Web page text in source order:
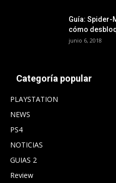
Guía: Spider-
cómo
junio 6, 2018
Categoría popular
PLAYSTATION
NEWS
PS4
NOTICIAS
GUIAS 2
Review